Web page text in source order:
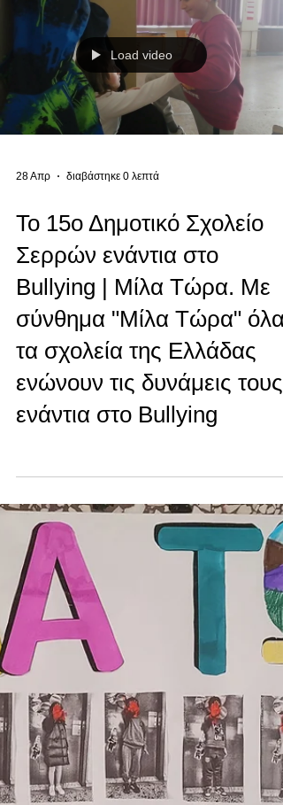
Load video
28 Απρ διαβάστηκε 0 λεπτά
Το 15ο Δημοτικό Σχολείο
Σερρών ενάντια στο
Bullying | Μίλα Τώρα. Με
σύνθημα "Μίλα Τώρα" όλα
τα σχολεία της Ελλάδας
ενώνουν τις δυνάμεις τους
ενάντια στο Bullying